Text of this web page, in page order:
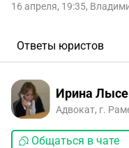
16 апреля, 19:35,
Ответы юристов
Ирина
Адвокат, г.
Общаться в чате